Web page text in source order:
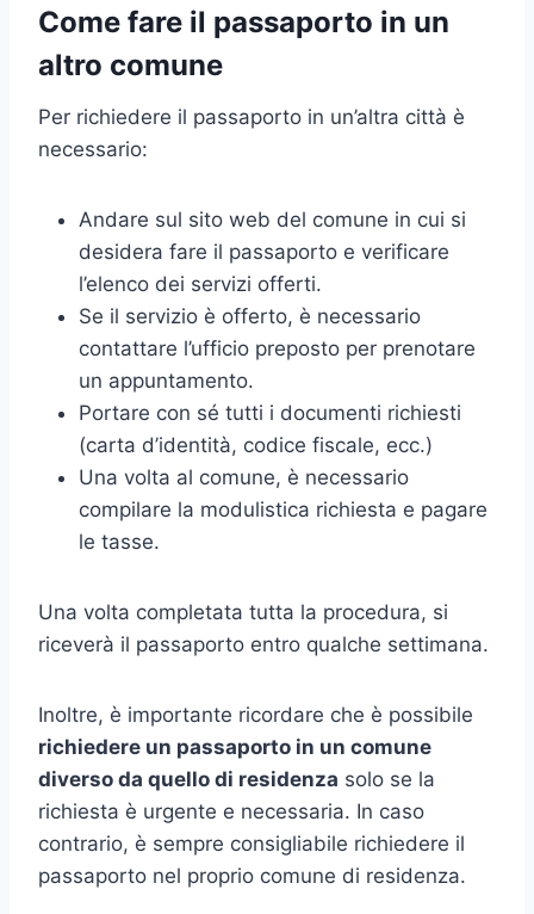
Come fare il passaporto in un
altro comune
Per richiedere il passaporto in un’altra città è
necessario:
Andare sul sito web del comune in cui si
desidera fare il passaporto e verificare
l’elenco dei servizi offerti.
Se il servizio è offerto, è necessario
contattare l’ufficio preposto per prenotare
un appuntamento.
Portare con sé tutti i documenti richiesti
(carta d’identità, codice fiscale, ecc.)
Una volta al comune, è necessario
compilare la modulistica richiesta e pagare
le tasse.
Una volta completata tutta la procedura, si
riceverà il passaporto entro qualche settimana.
Inoltre, è importante ricordare che è possibile
richiedere un passaporto in un comune
diverso da quello di residenza solo se la
richiesta è urgente e necessaria. In caso
contrario, è sempre consigliabile richiedere il
passaporto nel proprio comune di residenza.